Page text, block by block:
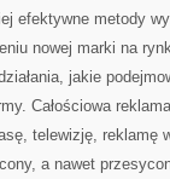
efektywne metody
nowej marki na
jakie
Całościowa
telewizję, reklamę
a nawet